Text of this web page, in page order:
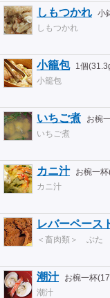
しもつかれ 小
しもつかれ
小籠包 1個
小籠包
いちご煮 お椀
いちご煮
カニ汁 お椀一
カニ汁
レバーペース
＜畜肉類＞ ぶた
潮汁 お椀一杯
潮汁